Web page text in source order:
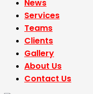
News
Services
Teams
Clients
Gallery
About Us
Contact Us